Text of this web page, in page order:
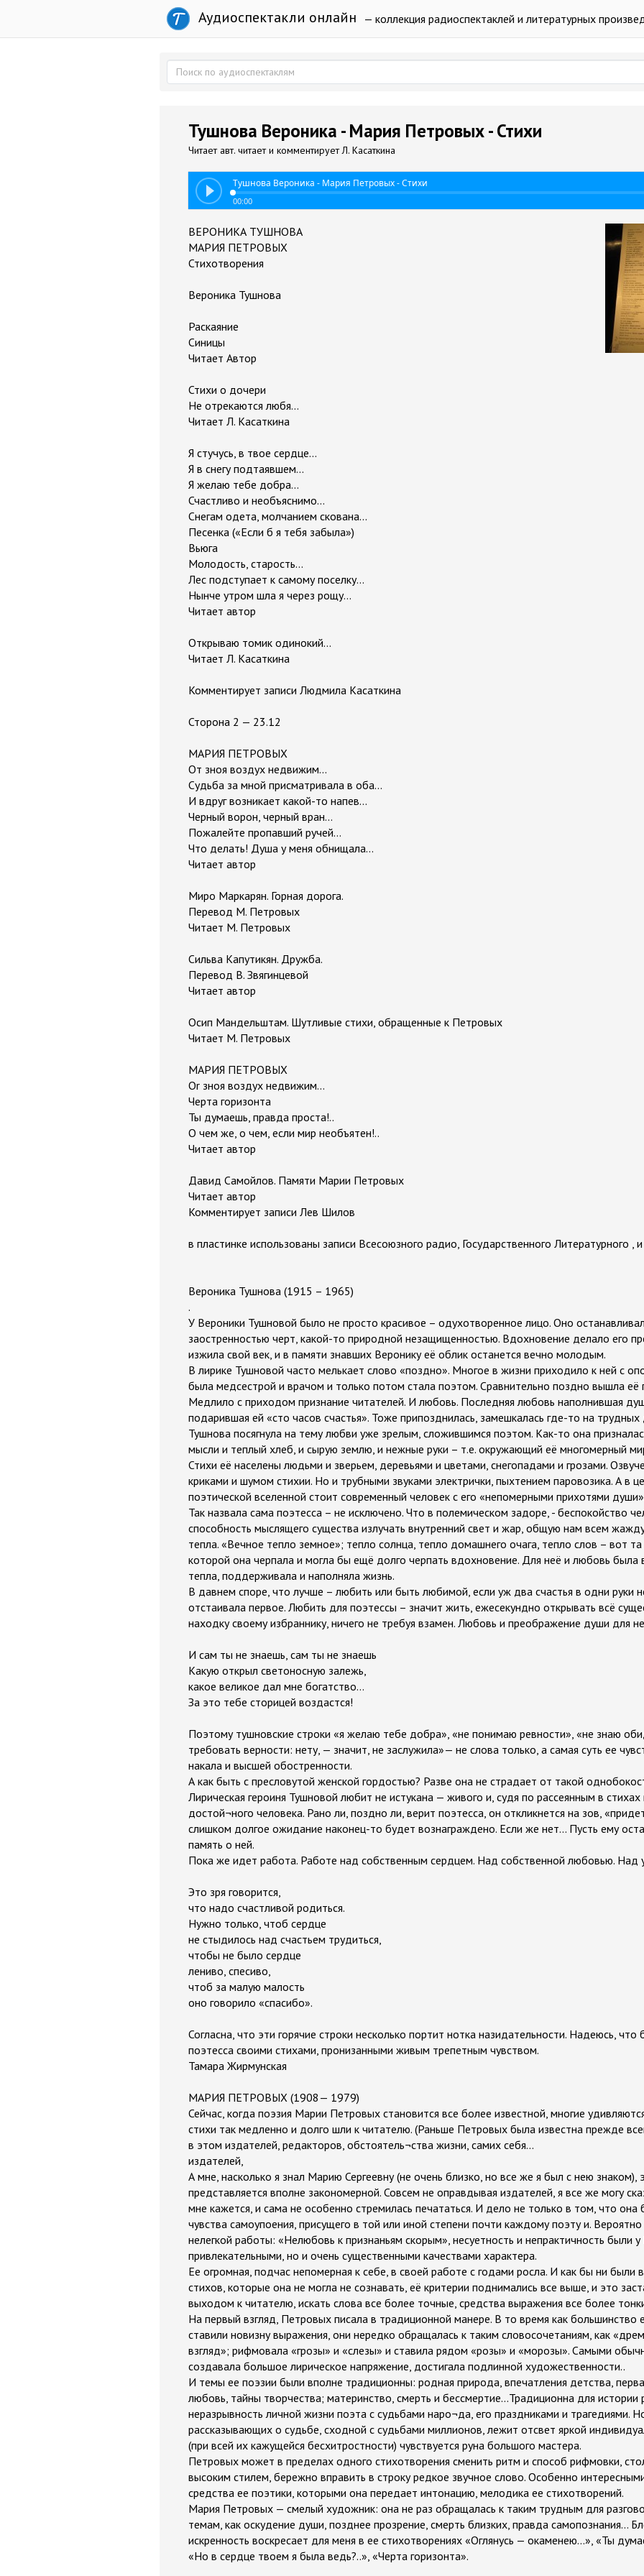
Аудиоспектакли онлайн — коллекция радиоспектаклей и литературных
Тушнова Вероника - Мария Петровых - Стихи
Читает авт. читает и комментирует Л. Касаткина
Тушнова Вероника - Мария Петровых - Стихи
00:00
ВЕРОНИКА ТУШНОВА
МАРИЯ ПЕТРОВЫХ
Стихотворения
Вероника Тушнова
Раскаяние
Синицы
Читает Автор
Стихи о дочери
Не отрекаются любя...
Читает Л. Касаткина
Я стучусь, в твое сердце...
Я в снегу подтаявшем...
Я желаю тебе добра...
Счастливо и необъяснимо...
Снегам одета, молчанием скована...
Песенка («Если б я тебя забыла»)
Вьюга
Молодость, старость...
Лес подступает к самому поселку...
Нынче утром шла я через рощу...
Читает автор
Открываю томик одинокий...
Читает Л. Касаткина
Комментирует записи Людмила Касаткина
Сторона 2 — 23.12
МАРИЯ ПЕТРОВЫХ
От зноя воздух недвижим...
Судьба за мной присматривала в оба...
И вдруг возникает какой-то напев...
Черный ворон, черный вран...
Пожалейте пропавший ручей...
Что делать! Душа у меня обнищала...
Читает автор
Миро Маркарян. Горная дорога.
Перевод М. Петровых
Читает М. Петровых
Сильва Капутикян. Дружба.
Перевод В. Звягинцевой
Читает автор
Осип Мандельштам. Шутливые стихи, обращенные к Петровых
Читает М. Петровых
МАРИЯ ПЕТРОВЫХ
Or зноя воздух недвижим...
Черта горизонта
Ты думаешь, правда проста!..
О чем же, о чем, если мир необъятен!..
Читает автор
Давид Самойлов. Памяти Марии Петровых
Читает автор
Комментирует записи Лев Шилов
в пластинке использованы записи Всесоюзного радио, Государственного Литературного , и
Вероника Тушнова (1915 – 1965)
.
У Вероники Тушновой было не просто красивое – одухотворенное лицо. Оно
заостренностью черт, какой-то природной незащищенностью. Вдохновение делало его
изжила свой век, и в памяти знавших Веронику её облик останется вечно молодым.
В лирике Тушновой часто мелькает слово «поздно». Многое в жизни приходило к ней с
была медсестрой и врачом и только потом стала поэтом. Сравнительно поздно вышла её
Медлило с приходом признание читателей. И любовь. Последняя любовь наполнившая
подарившая ей «сто часов счастья». Тоже припозднилась, замешкалась где-то на трудных
Тушнова посягнула на тему любви уже зрелым, сложившимся поэтом. Как-то она
мысли и теплый хлеб, и сырую землю, и нежные руки – т.е. окружающий её многомерный
Стихи её населены людьми и зверьем, деревьями и цветами, снегопадами и грозами.
криками и шумом стихии. Но и трубными звуками электрички, пыхтением паровозика. А в
поэтической вселенной стоит современный человек с его «непомерными прихотями
Так назвала сама поэтесса – не исключено. Что в полемическом задоре, - беспокойство
способность мыслящего существа излучать внутренний свет и жар, общую нам всем
тепла. «Вечное тепло земное»; тепло солнца, тепло домашнего очага, тепло слов – вот та
которой она черпала и могла бы ещё долго черпать вдохновение. Для неё и любовь была
тепла, поддерживала и наполняла жизнь.
В давнем споре, что лучше – любить или быть любимой, если уж два счастья в одни руки
отстаивала первое. Любить для поэтессы – значит жить, ежесекундно открывать всё
находку своему избраннику, ничего не требуя взамен. Любовь и преображение души для
И сам ты не знаешь, сам ты не знаешь
Какую открыл светоносную залежь,
какое великое дал мне богатство…
За это тебе сторицей воздастся!
Поэтому тушновские строки «я желаю тебе добра», «не понимаю ревности», «не знаю
требовать верности: нету, — значит, не заслужила»— не слова только, а самая суть ее
накала и высшей обостренности.
А как быть с пресловутой женской гордостью? Разве она не страдает от такой
Лирическая героиня Тушновой любит не истукана — живого и, судя по рассеянным в
достой¬ного человека. Рано ли, поздно ли, верит поэтесса, он откликнется на зов,
слишком долгое ожидание наконец-то будет вознаграждено. Если же нет... Пусть ему
память о ней.
Пока же идет работа. Работе над собственным сердцем. Над собственной любовью. Над
Это зря говорится,
что надо счастливой родиться.
Нужно только, чтоб сердце
не стыдилось над счастьем трудиться,
чтобы не было сердце
лениво, спесиво,
чтоб за малую малость
оно говорило «спасибо».
Согласна, что эти горячие строки несколько портит нотка назидательности. Надеюсь,
поэтесса своими стихами, пронизанными живым трепетным чувством.
Тамара Жирмунская
МАРИЯ ПЕТРОВЫХ (1908— 1979)
Сейчас, когда поэзия Марии Петровых становится все более известной, многие
стихи так медленно и долго шли к читателю. (Раньше Петровых была известна прежде
в этом издателей, редакторов, обстоятель¬ства жизни, самих себя...
издателей,
А мне, насколько я знал Марию Сергеевну (не очень близко, но все же я был с нею знаком),
представляется вполне закономерной. Совсем не оправдывая издателей, я все же могу
мне кажется, и сама не особенно стремилась печататься. И дело не только в том, что
чувства самоупоения, присущего в той или иной степени почти каждому поэту и.
нелегкой работы: «Нелюбовь к признаньям скорым», несуетность и непрактичность были
привлекательными, но и очень существенными качествами характера.
Ее огромная, подчас непомерная к себе, в своей работе с годами росла. И как бы ни были
стихов, которые она не могла не сознавать, её критерии поднимались все выше, и это
выходом к читателю, искать слова все более точные, средства выражения все более
На первый взгляд, Петровых писала в традиционной манере. В то время как большинство
ставили новизну выражения, они нередко обращалась к таким словосочетаниям, как
взгляд»; рифмовала «грозы» и «слезы» и ставила рядом «розы» и «морозы». Самыми
создавала большое лирическое напряжение, достигала подлинной художественности..
И темы ее поэзии были вполне традиционны: родная природа, впечатления детства,
любовь, тайны творчества; материнство, смерть и бессмертие...Традиционна для истории
неразрывность личной жизни поэта с судьбами наро¬да, его праздниками и трагедиями.
рассказывающих о судьбе, сходной с судьбами миллионов, лежит отсвет яркой
(при всей их кажущейся бесхитростности) чувствуется руна большого мастера.
Петровых может в пределах одного стихотворения сменить ритм и способ рифмовки,
высоким стилем, бережно вправить в строку редкое звучное слово. Особенно
средства ее поэтики, которыми она передает интонацию, мелодика ее стихотворений.
Мария Петровых — смелый художник: она не раз обращалась к таким трудным для
темам, как оскудение души, позднее прозрение, смерть близких, правда самопознания…
искренность воскресает для меня в ее стихотворениях «Оглянусь — окаменею...», «Ты
«Но в сердце твоем я была ведь?..», «Черта горизонта».